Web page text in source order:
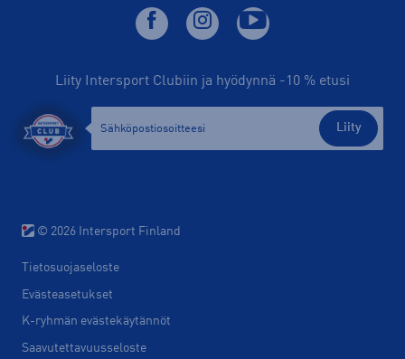
Liity Intersport Clubiin ja hyödynnä -10 % etusi
Liity
© 2026 Intersport Finland
Tietosuojaseloste
Evästeasetukset
K-ryhmän evästekäytännöt
Saavutettavuusseloste